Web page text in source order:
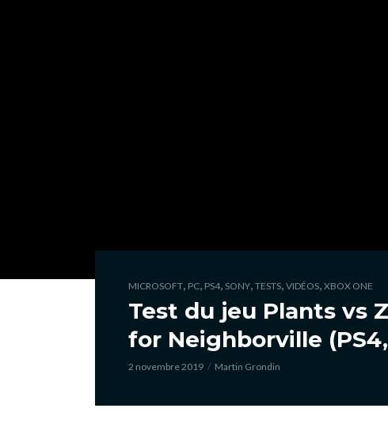
MICROSOFT, PC, PS4, SONY, TESTS, VIDÉOS, XBOX ONE
Test du jeu Plants vs
for Neighborville
2 novembre 2019 Martin Grondin